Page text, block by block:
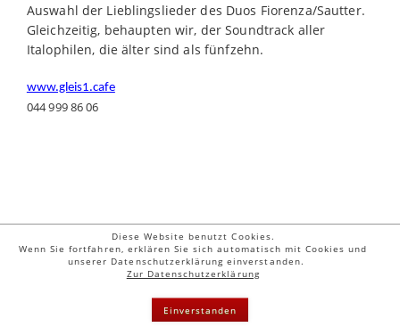
Auswahl der Lieblingslieder des Duos Fiorenza/Sautter.
Gleichzeitig, behaupten wir, der Soundtrack aller
Italophilen, die älter sind als fünfzehn.
www.gleis1.cafe
044 999 86 06
© 2026 Letizia Fiorenza | Guschstr. 52 | CH - 8610 Uster | Tel. & Fax: 0041
mail@letizia-fiorenza.com
|Sitemap| Stand: 11.06.2026
Diese Website benutzt Cookies.
Wenn Sie fortfahren, erklären Sie sich automatisch mit Cookies und
unserer Datenschutzerklärung einverstanden.
Zur Datenschutzerklärung
Einverstanden